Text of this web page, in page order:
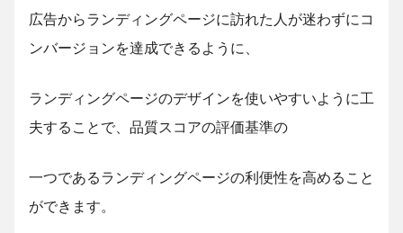
広告からランディングページに訪れた人が迷わずにコ
ンバージョンを達成できるように、
ランディングページのデザインを使いやすいように工
夫することで、品質スコアの評価基準の
一つであるランディングページの利便性を高めること
ができます。